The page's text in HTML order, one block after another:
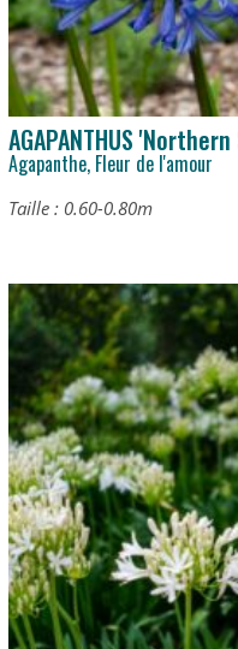
AGAPANTHUS
Agapanthe, Fleur de l'amour
Taille : 0.60-0.80m